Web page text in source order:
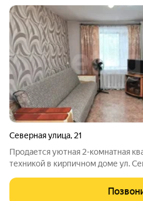
Северная улица, 21
Продается уютная 2-комнатная
техникой в кирпичном доме ул. Северная, 21, 1/5 этаж
гарнитур с холодильником
дивана, кресло Стенка и шкаф в